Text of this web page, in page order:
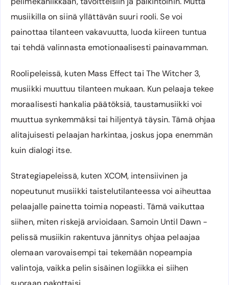
musiikilla on siinä yllättävän suuri rooli. Se voi
painottaa tilanteen vakavuutta, luoda kiireen tuntua
tai tehdä valinnasta emotionaalisesti painavamman.
Roolipeleissä, kuten Mass Effect tai The Witcher 3,
musiikki muuttuu tilanteen mukaan. Kun pelaaja tekee
moraalisesti hankalia päätöksiä, taustamusiikki voi
muuttua synkemmäksi tai hiljentyä täysin. Tämä ohjaa
alitajuisesti pelaajan harkintaa, joskus jopa enemmän
kuin dialogi itse.
Strategiapeleissä, kuten XCOM, intensiivinen ja
nopeutunut musiikki taistelutilanteessa voi aiheuttaa
pelaajalle painetta toimia nopeasti. Tämä vaikuttaa
siihen, miten riskejä arvioidaan. Samoin Until Dawn -
pelissä musiikin rakentuva jännitys ohjaa pelaajaa
olemaan varovaisempi tai tekemään nopeampia
valintoja, vaikka pelin sisäinen logiikka ei siihen